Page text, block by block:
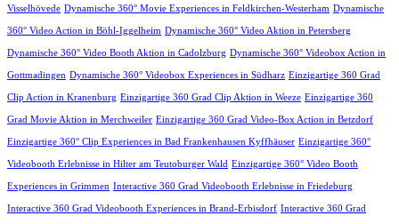
Visselhövede Dynamische 360° Movie Experiences in Feldkirchen-Westerham Dynamische
360° Video Action in Böhl-Iggelheim Dynamische 360° Video Aktion in Petersberg
Dynamische 360° Video Booth Aktion in Cadolzburg Dynamische 360° Videobox Action in
Gottmadingen Dynamische 360° Videobox Experiences in Südharz Einzigartige 360 Grad
Clip Action in Kranenburg Einzigartige 360 Grad Clip Aktion in Weeze Einzigartige 360
Grad Movie Aktion in Merchweiler Einzigartige 360 Grad Video-Box Action in Betzdorf
Einzigartige 360° Clip Experiences in Bad Frankenhausen Kyffhäuser Einzigartige 360°
Videobooth Erlebnisse in Hilter am Teutoburger Wald Einzigartige 360° Video Booth
Experiences in Grimmen Interactive 360 Grad Videobooth Erlebnisse in Friedeburg
Interactive 360 Grad Videobooth Experiences in Brand-Erbisdorf Interactive 360 Grad